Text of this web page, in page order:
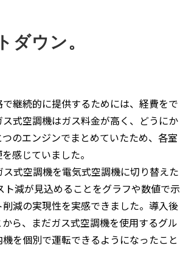
ダウン。
継続的に提供するためには、経費をで
式空調機はガス料金が高く、どうにか
のエンジンでまとめていたため、各室
感じていました。
式空調機を電気式空調機に切り替えた
減が見込めることをグラフや数値で示
減の実現性を実感できました。導入後
ら、まだガス式空調機を使用するグル
を個別で運転できるようになったこと